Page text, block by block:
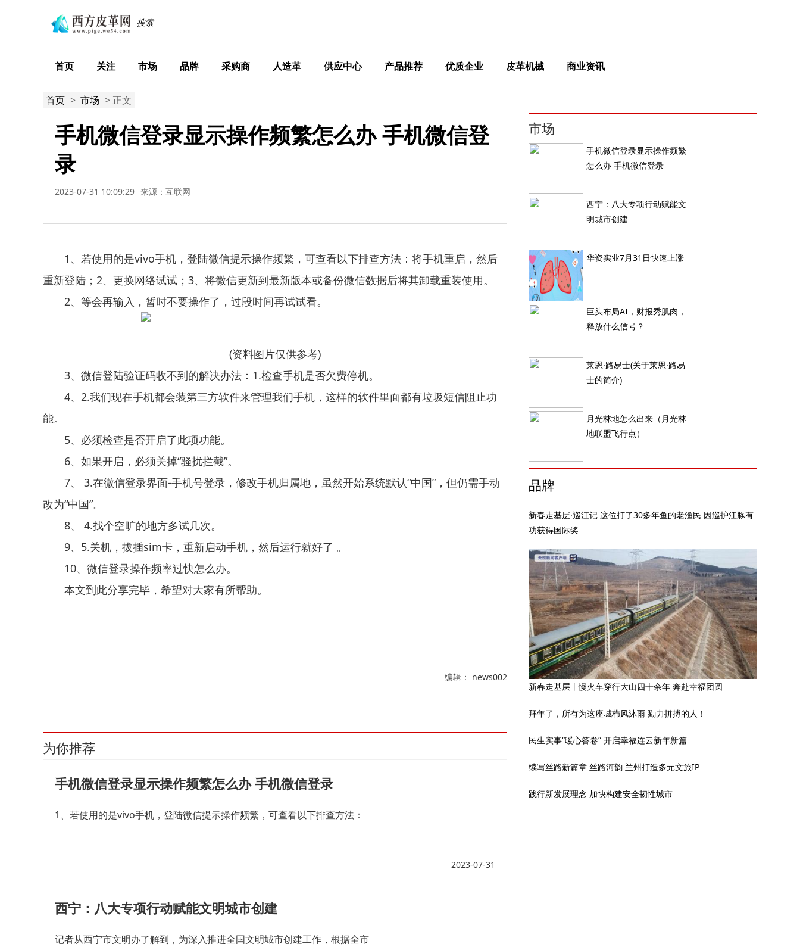
首页 关注 市场 品牌 采购商 人造革 供应中心 产品推荐 优质企业 皮革机械 商业资讯
首页 > 市场 > 正文
手机微信登录显示操作频繁怎么办 手机微信登
录
2023-07-31 10:09:29 来源：互联网
1、若使用的是vivo手机，登陆微信提示操作频繁，可查看以下排查方法：将手机重启，然后
重新登陆；2、更换网络试试；3、将微信更新到最新版本或备份微信数据后将其卸载重装使用。
2、等会再输入，暂时不要操作了，过段时间再试试看。
(资料图片仅供参考)
3、微信登陆验证码收不到的解决办法：1.检查手机是否欠费停机。
4、2.我们现在手机都会装第三方软件来管理我们手机，这样的软件里面都有垃圾短信阻止功
能。
5、必须检查是否开启了此项功能。
6、如果开启，必须关掉“骚扰拦截”。
7、 3.在微信登录界面-手机号登录，修改手机归属地，虽然开始系统默认“中国”，但仍需手动
改为“中国”。
8、 4.找个空旷的地方多试几次。
9、5.关机，拔插sim卡，重新启动手机，然后运行就好了 。
10、微信登录操作频率过快怎么办。
本文到此分享完毕，希望对大家有所帮助。
编辑： news002
为你推荐
手机微信登录显示操作频繁怎么办 手机微信登录
1、若使用的是vivo手机，登陆微信提示操作频繁，可查看以下排查方法：
2023-07-31
西宁：八大专项行动赋能文明城市创建
记者从西宁市文明办了解到，为深入推进全国文明城市创建工作，根据全市
市场
手机微信登录显示操作频繁
怎么办 手机微信登录
西宁：八大专项行动赋能文
明城市创建
华资实业7月31日快速上涨
巨头布局AI，财报秀肌肉，
释放什么信号？
莱恩·路易士(关于莱恩·路易
士的简介)
月光林地怎么出来（月光林
地联盟飞行点）
品牌
新春走基层·巡江记 这位打了30多年鱼的老渔民 因巡护江豚有
功获得国际奖
新春走基层丨慢火车穿行大山四十余年 奔赴幸福团圆
拜年了，所有为这座城栉风沐雨 勠力拼搏的人！
民生实事“暖心答卷” 开启幸福连云新年新篇
续写丝路新篇章 丝路河韵 兰州打造多元文旅IP
践行新发展理念 加快构建安全韧性城市